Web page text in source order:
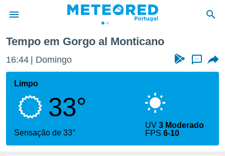
da
foi
fornecidas
a este
das
Tempo em Gorgo al Monticano
16:44 Domingo ...
Limpo
33°
Sensação de 33°
UV3 Moderado
FPS6-10